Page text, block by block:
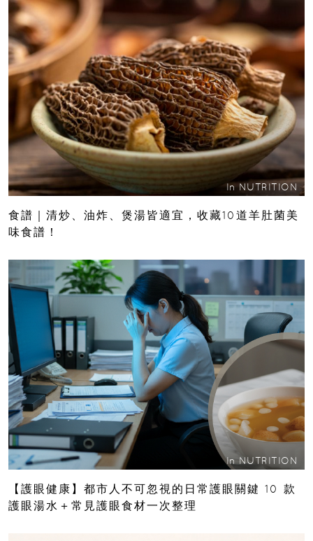
In NUTRITION
食譜｜清炒、油炸、煲湯皆適宜，收藏10道羊肚菌美
味食譜！
In NUTRITION
【護眼健康】都市人不可忽視的日常護眼關鍵 10 款
護眼湯水＋常見護眼食材一次整理